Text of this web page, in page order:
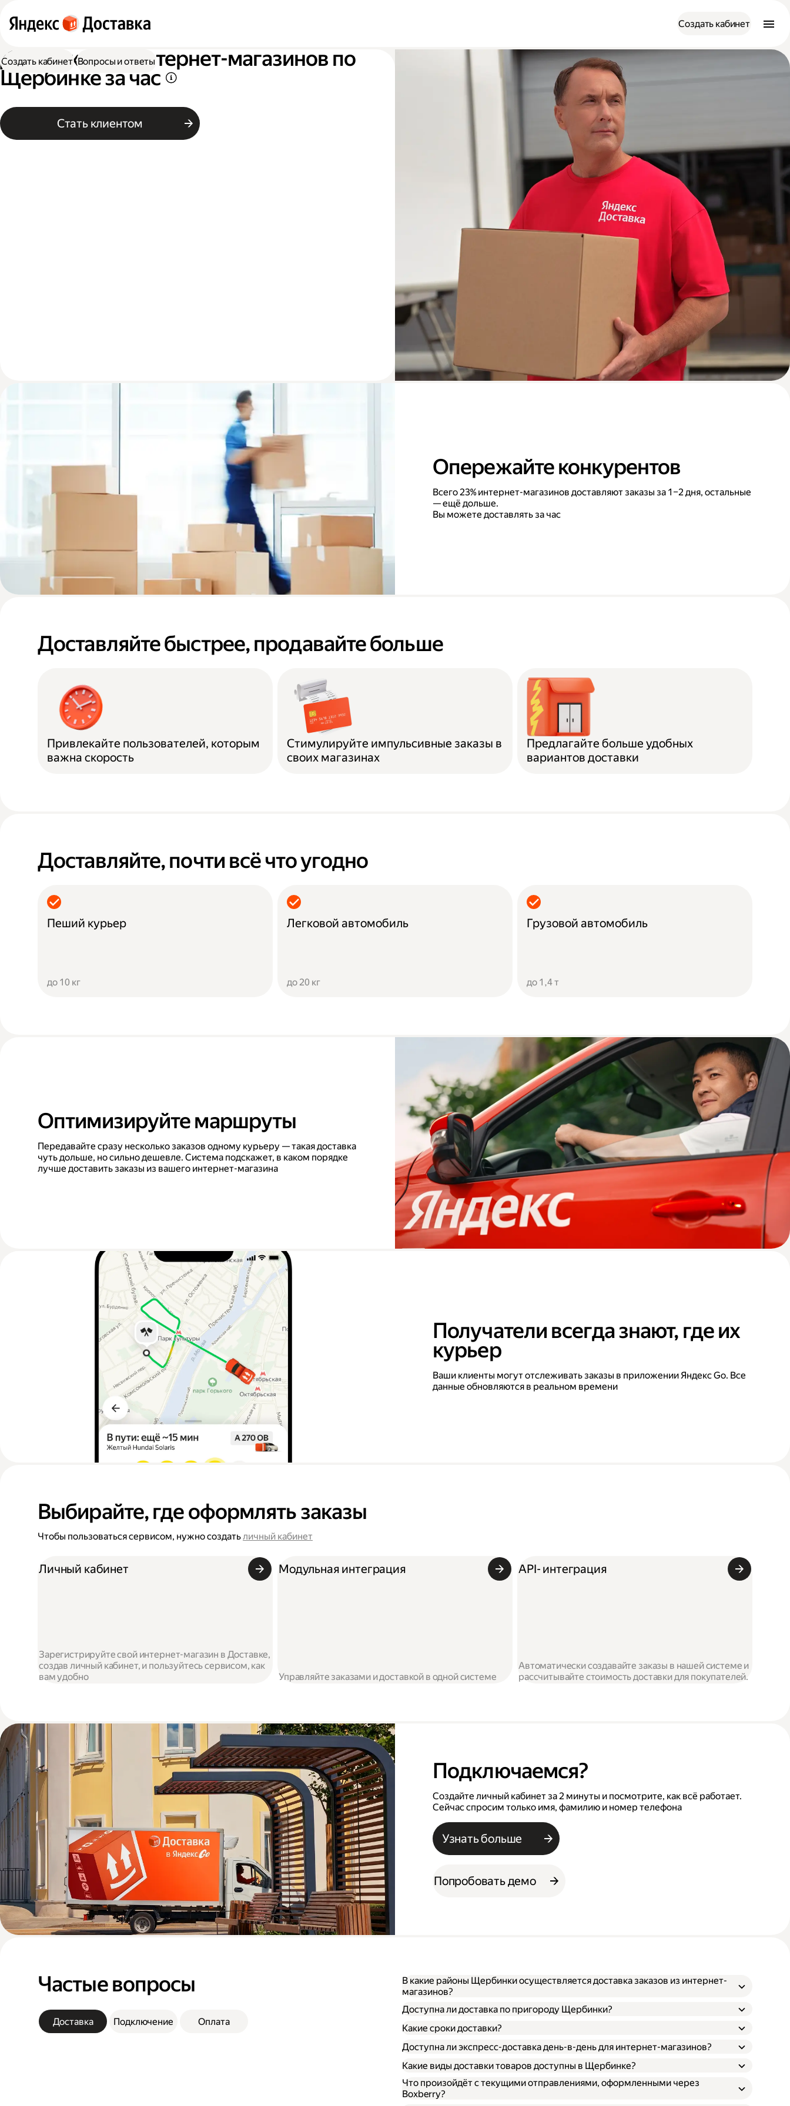
Создать кабинет
Доставка для интернет-магазинов по
Щербинке за час
Стать клиентом
Создать кабинет Вопросы и ответы
Опережайте конкурентов
Всего 23% интернет-магазинов доставляют заказы за 1–2 дня, остальные
— ещё дольше.
Вы можете доставлять за час
Доставляйте быстрее, продавайте больше
Привлекайте пользователей, которым
важна скорость
Стимулируйте импульсивные заказы в
своих магазинах
Предлагайте больше удобных
вариантов доставки
Доставляйте, почти всё что угодно
Пеший курьер
до 10 кг
Легковой автомобиль
до 20 кг
Грузовой автомобиль
до 1,4 т
Оптимизируйте маршруты
Передавайте сразу несколько заказов одному курьеру — такая доставка
чуть дольше, но сильно дешевле. Система подскажет, в каком порядке
лучше доставить заказы из вашего интернет-магазина
Получатели всегда знают, где их
курьер
Ваши клиенты могут отслеживать заказы в приложении Яндекс Go. Все
данные обновляются в реальном времени
Выбирайте, где оформлять заказы
Чтобы пользоваться сервисом, нужно создатьличный кабинет
Личный кабинет
Зарегистрируйте свой интернет-магазин в Доставке,
создав личный кабинет, и пользуйтесь сервисом, как
вам удобно
Модульная интеграция
Управляйте заказами и доставкой в одной системе
API- интеграция
Автоматически создавайте заказы в нашей системе и
рассчитывайте стоимость доставки для покупателей.
Подключаемся?
Создайте личный кабинет за 2 минуты и посмотрите, как всё работает.
Сейчас спросим только имя, фамилию и номер телефона
Узнать больше
Попробовать демо
Частые вопросы
Доставка Подключение Оплата
В какие районы Щербинки осуществляется доставка заказов из интернет-
магазинов?
Доступна ли доставка по пригороду Щербинки?
Какие сроки доставки?
Доступна ли экспресс-доставка день-в-день для интернет-магазинов?
Какие виды доставки товаров доступны в Щербинке?
Что произойдёт с текущими отправлениями, оформленными через
Boxberry?